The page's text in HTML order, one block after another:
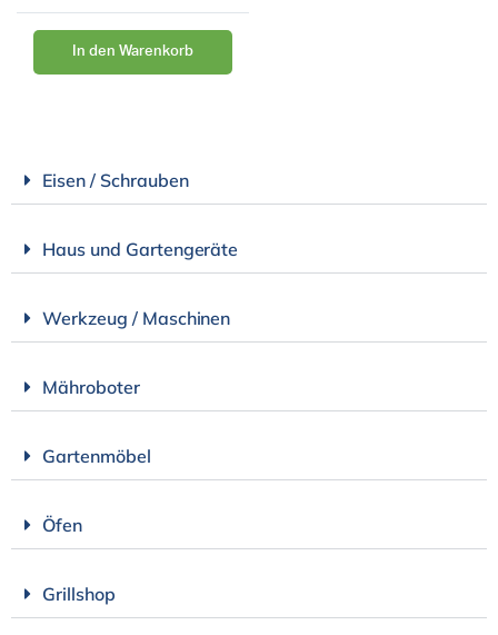
In den Warenkorb
Eisen / Schrauben
Haus und Gartengeräte
Werkzeug / Maschinen
Mähroboter
Gartenmöbel
Öfen
Grillshop